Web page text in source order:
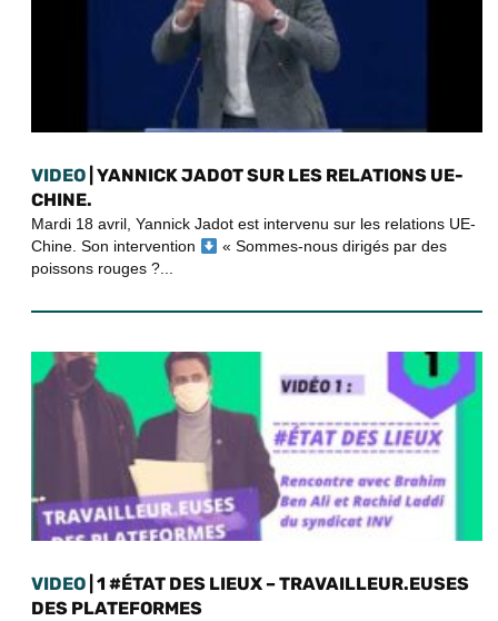
VIDEO | YANNICK JADOT SUR LES RELATIONS UE-
CHINE.
Mardi 18 avril, Yannick Jadot est intervenu sur les relations UE-
Chine. Son intervention
« Sommes-nous dirigés par des
poissons rouges ?...
VIDEO | 1 #ÉTAT DES LIEUX – TRAVAILLEUR.EUSES
DES PLATEFORMES